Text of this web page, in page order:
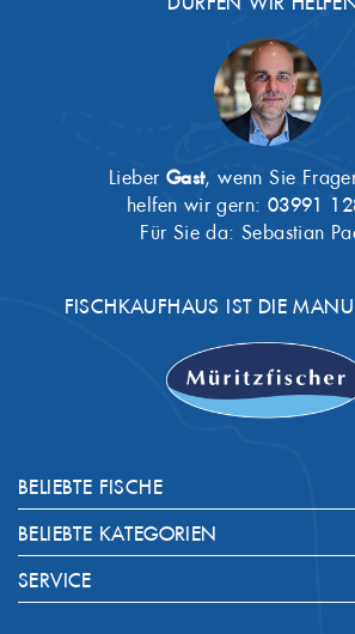
Lieber Gast, wenn Sie
helfen wir gern: 03991
Für Sie da: Sebastian
FISCHKAUFHAUS IST DIE
BELIEBTE FISCHE
BELIEBTE KATEGORIEN
SERVICE